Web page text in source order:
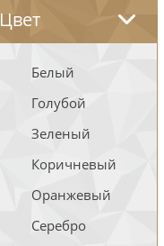
Цвет
Белый
Голубой
Зеленый
Коричневый
Оранжевый
Серебро